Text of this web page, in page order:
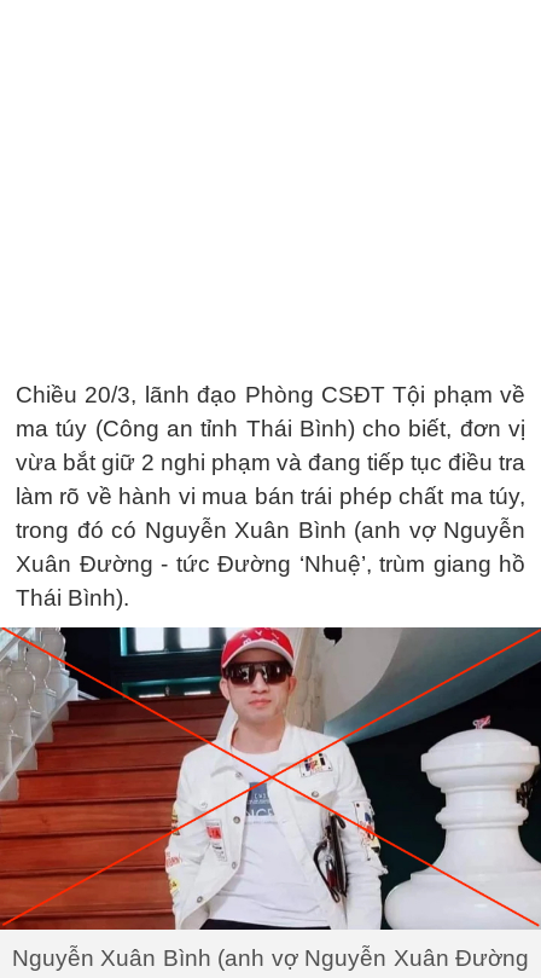
Chiều 20/3, lãnh đạo Phòng CSĐT Tội phạm về
ma túy (Công an tỉnh Thái Bình) cho biết, đơn vị
vừa bắt giữ 2 nghi phạm và đang tiếp tục điều tra
làm rõ về hành vi mua bán trái phép chất ma túy,
trong đó có Nguyễn Xuân Bình (anh vợ Nguyễn
Xuân Đường - tức Đường ‘Nhuệ’, trùm giang hồ
Thái Bình).
Nguyễn Xuân Bình (anh vợ Nguyễn Xuân Đường